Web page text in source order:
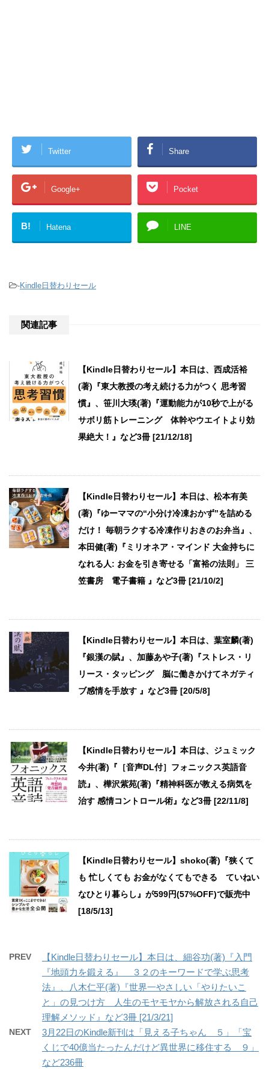
Twitter Share
Google+ Pocket
B! Hatena LINE
-Kindle日替わりセール
関連記事
【Kindle日替わりセール】本日は、西成活裕
(著)『東大教授の考え続ける力がつく 思考習
慣』、笹川大瑛(著)『運動能力が10秒で上がる
サボリ筋トレーニング 体幹やウエイトより効
果絶大！』など3冊 [21/12/18]
【Kindle日替わりセール】本日は、松本有美
(著)『ゆーママの“小分け冷凍おかず”を詰める
だけ！ 毎朝ラクする冷凍作りおきのお弁当』、
本田健(著)『ミリオネア・マインド 大金持ちに
なれる人: お金を引き寄せる「富裕の法則」 三
笠書房 電子書籍 』など3冊 [21/10/2]
【Kindle日替わりセール】本日は、葉室麟(著)
『銀漢の賦』、加藤あや子(著)『ストレス・リ
リース・タッピング 脳に働きかけてネガティ
ブ感情を手放す 』など3冊 [20/5/8]
【Kindle日替わりセール】本日は、ジュミック
今井(著)『［音声DL付］フォニックス英語音
読』、樺沢紫苑(著)『精神科医が教える病気を
治す 感情コントロール術』など3冊 [22/11/8]
【Kindle日替わりセール】shoko(著)『狭くて
も 忙しくても お金がなくてもできる ていねい
なひとり暮らし』が599円(57%OFF)で販売中
[18/5/13]
PREV
【Kindle日替わりセール】本日は、細谷功(著)『入門
『地頭力を鍛える』 ３２のキーワードで学ぶ思考
法』、八木仁平(著)『世界一やさしい「やりたいこ
と」の見つけ方 人生のモヤモヤから解放される自己
理解メソッド』など3冊 [21/3/21]
NEXT
3月22日のKindle新刊は「見える子ちゃん ５」「宝
くじで40億当たったんだけど異世界に移住する ９」
など236冊